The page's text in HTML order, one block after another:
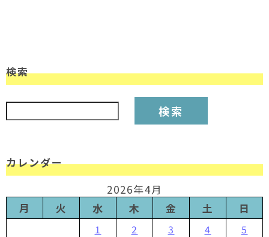
検索
検索:
カレンダー
2026年4月
月
火 水 木 金 土 日
1 2 3 4
5